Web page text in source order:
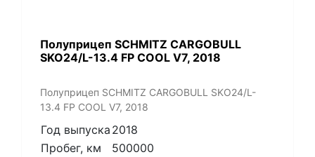
Полуприцеп SCHMITZ CARGOBULL
SKO24/L-13.4 FP COOL V7, 2018
Полуприцеп SCHMITZ CARGOBULL SKO24/L-
13.4 FP COOL V7, 2018
Год выпуска 2018
Пробег, км
500000